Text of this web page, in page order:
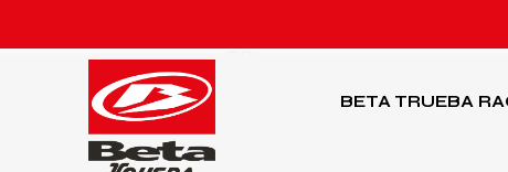
BETA TRUEBA